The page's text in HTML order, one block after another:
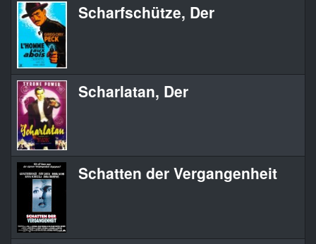
Scharfschütze, Der
Scharlatan, Der
Schatten der Vergangenheit